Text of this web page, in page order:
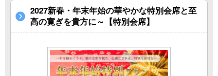
2027新春・年末年始の華やかな特別会席と至
高の寛ぎを貴方に～【特別会席】